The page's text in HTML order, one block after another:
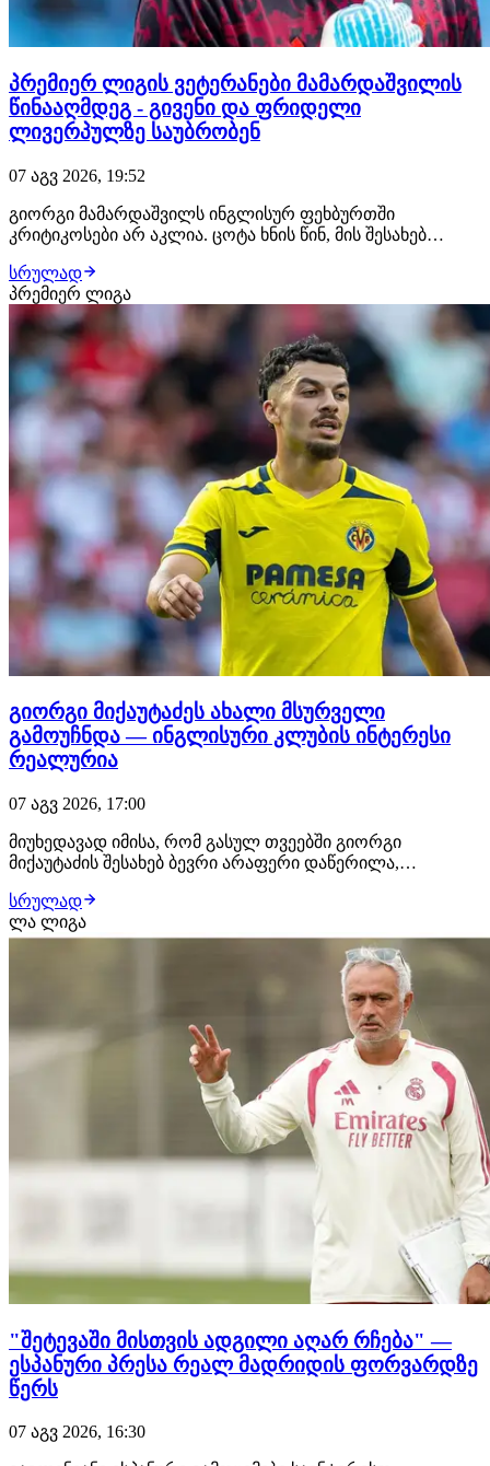
პრემიერ ლიგის ვეტერანები მამარდაშვილის
წინააღმდეგ - გივენი და ფრიდელი
ლივერპულზე საუბრობენ
07 აგვ 2026, 19:52
გიორგი მამარდაშვილს ინგლისურ ფეხბურთში
კრიტიკოსები არ აკლია. ცოტა ხნის წინ, მის შესახებ
ვეტერანი გოლკიპერი თანხმდება იმაზე, რომ ქართველი
კარის დარაჯი ლივერპულის ძირითადისთვის მზად არ
არის. "ჯერ კიდევ არ ვარ დარწმუნებული, რომ
ალისონის…
სრულად
პრემიერ ლიგა
გიორგი მიქაუტაძეს ახალი მსურველი
გამოუჩნდა — ინგლისური კლუბის ინტერესი
რეალურია
07 აგვ 2026, 17:00
მიუხედავად იმისა, რომ გასულ თვეებში გიორგი
მიქაუტაძის შესახებ ბევრი არაფერი დაწერილა,
ფანჯრის ერთ-ერთ მოთხოვნად ფეხბურთელად ამ
დრომდე რჩება. როგორც ჩვენთვის ხდება ცნობილი,
ქართველი თავდამსხმელით ტოტენჰემი ინტერესდება.
სრულად
ლა ლიგა
"შეტევაში მისთვის ადგილი აღარ რჩება" —
ესპანური პრესა რეალ მადრიდის ფორვარდზე
წერს
07 აგვ 2026, 16:30